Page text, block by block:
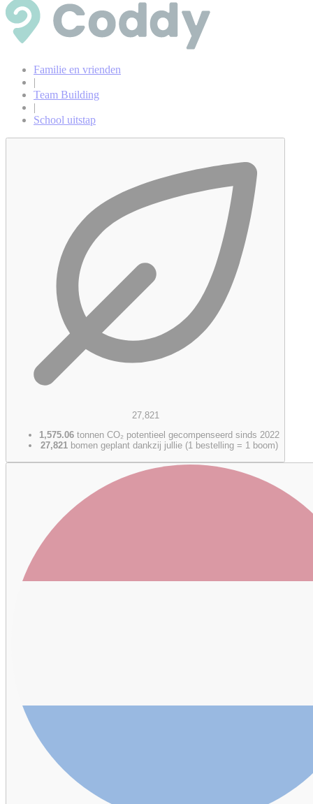
Familie en vrienden
|
Team Building
|
School uitstap
27,821
1,575.06 tonnen CO₂ potentieel gecompenseerd sinds 2022
27,821 bomen geplant dankzij jullie (1 bestelling = 1 boom)